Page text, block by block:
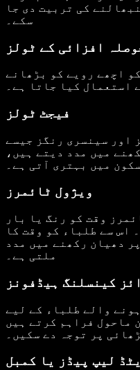
کی تربیت دی جا
سکے۔
افزائی کے ٹولز
اچھے رویے کو بڑھانے
استعمال کیا جاتا ہے۔
فیجٹ ٹولز
اور سینسری رنگز جیسے
میں مدد دیتے ہیں،
میں بہتری آتی ہے۔
ویژول ٹائمرز
وقت کو رنگ یا بار
اس سے طلباء کو وقت کا
دھیان رکھنے میں مدد
ملتی ہے۔
کینسلنگ ہیڈفونز
والے طلباء کے لیے
ماحول فراہم کرتے ہیں
پر توجہ دے سکیں۔
لیپ پیڈز یا کمبل